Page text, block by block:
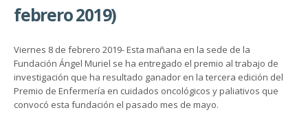
febrero 2019)
Viernes 8 de febrero 2019- Esta mañana en la sede de la
Fundación Ángel Muriel se ha entregado el premio al trabajo de
investigación que ha resultado ganador en la tercera edición del
Premio de Enfermería en cuidados oncológicos y paliativos que
convocó esta fundación el pasado mes de mayo.